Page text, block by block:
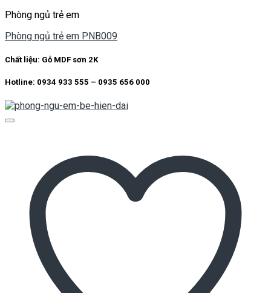
Phòng ngủ trẻ em
Phòng ngủ trẻ em PNB009
Chất liệu: Gỗ MDF sơn 2K
Hotline: 0934 933 555 – 0935 656 000